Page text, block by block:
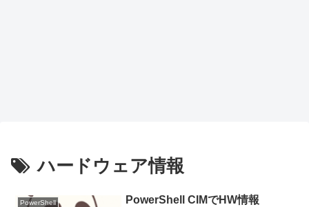
ハードウェア情報
PowerShell PowerShell CIMでHW情報